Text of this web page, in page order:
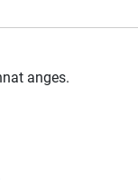
anges.